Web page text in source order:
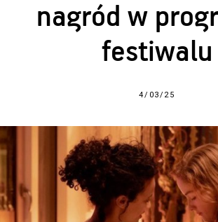
nagród w
festiwalu
4/03/25